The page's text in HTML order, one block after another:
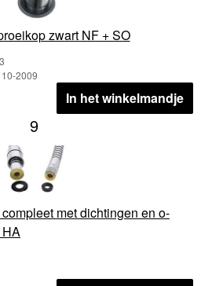
zwart NF + SO
2009
In het winkelmandje
9
met dichtingen en o-